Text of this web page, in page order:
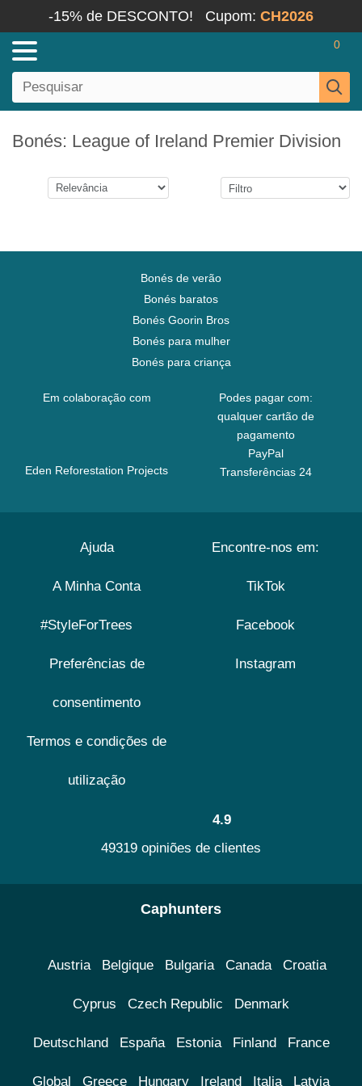
-15% de DESCONTO! Cupom: CH2026
0
Bonés: League of Ireland Premier Division
Bonés de verão
Bonés baratos
Bonés Goorin Bros
Bonés para mulher
Bonés para criança
Em colaboração com
Eden Reforestation Projects
Podes pagar com:
qualquer cartão de
pagamento
PayPal
Transferências 24
Ajuda
A Minha Conta
#StyleForTrees
Preferências de
consentimento
Termos e condições de
utilização
Encontre-nos em:
TikTok
Facebook
Instagram
4.9
49319 opiniões de clientes
Caphunters
Austria Belgique Bulgaria Canada Croatia
Cyprus Czech Republic Denmark
Deutschland España Estonia Finland France
Global Greece Hungary Ireland Italia Latvia